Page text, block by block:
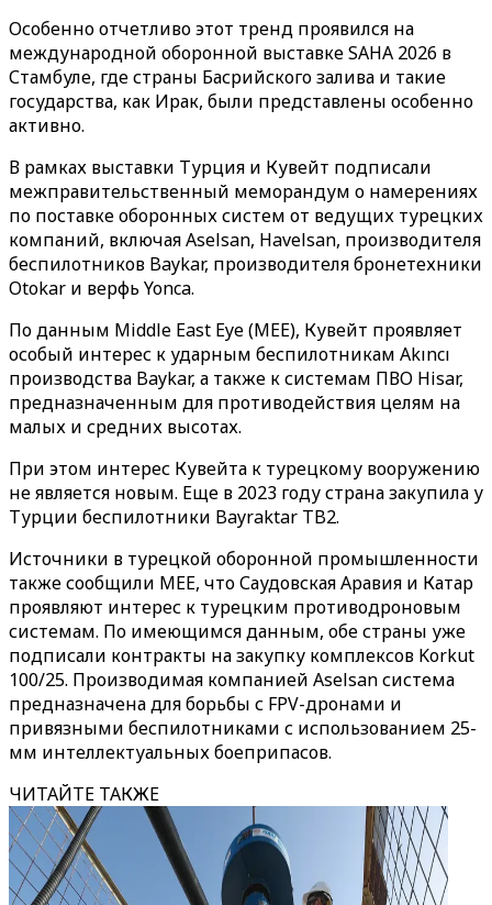
Особенно отчетливо этот тренд проявился на
международной оборонной выставке SAHA 2026 в
Стамбуле, где страны Басрийского залива и такие
государства, как Ирак, были представлены особенно
активно.
В рамках выставки Турция и Кувейт подписали
межправительственный меморандум о намерениях
по поставке оборонных систем от ведущих турецких
компаний, включая Aselsan, Havelsan, производителя
беспилотников Baykar, производителя бронетехники
Otokar и верфь Yonca.
По данным Middle East Eye (MEE), Кувейт проявляет
особый интерес к ударным беспилотникам Akıncı
производства Baykar, а также к системам ПВО Hisar,
предназначенным для противодействия целям на
малых и средних высотах.
При этом интерес Кувейта к турецкому вооружению
не является новым. Еще в 2023 году страна закупила у
Турции беспилотники Bayraktar TB2.
Источники в турецкой оборонной промышленности
также сообщили MEE, что Саудовская Аравия и Катар
проявляют интерес к турецким противодроновым
системам. По имеющимся данным, обе страны уже
подписали контракты на закупку комплексов Korkut
100/25. Производимая компанией Aselsan система
предназначена для борьбы с FPV-дронами и
привязными беспилотниками с использованием 25-
мм интеллектуальных боеприпасов.
ЧИТАЙТЕ ТАКЖЕ